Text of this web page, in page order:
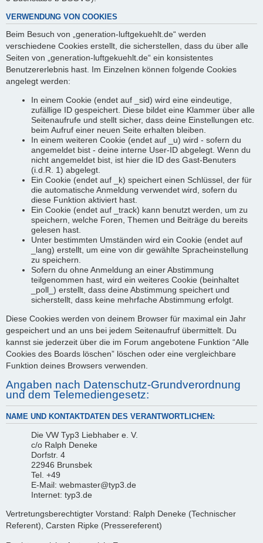
VERWENDUNG VON COOKIES
Beim Besuch von „generation-luftgekuehlt.de“ werden
verschiedene Cookies erstellt, die sicherstellen, dass du über alle
Seiten von „generation-luftgekuehlt.de“ ein konsistentes
Benutzererlebnis hast. Im Einzelnen können folgende Cookies
angelegt werden:
In einem Cookie (endet auf _sid) wird eine eindeutige,
zufällige ID gespeichert. Diese bildet eine Klammer über alle
Seitenaufrufe und stellt sicher, dass deine Einstellungen etc.
beim Aufruf einer neuen Seite erhalten bleiben.
In einem weiteren Cookie (endet auf _u) wird - sofern du
angemeldet bist - deine interne User-ID abgelegt. Wenn du
nicht angemeldet bist, ist hier die ID des Gast-Benuters
(i.d.R. 1) abgelegt.
Ein Cookie (endet auf _k) speichert einen Schlüssel, der für
die automatische Anmeldung verwendet wird, sofern du
diese Funktion aktiviert hast.
Ein Cookie (endet auf _track) kann benutzt werden, um zu
speichern, welche Foren, Themen und Beiträge du bereits
gelesen hast.
Unter bestimmten Umständen wird ein Cookie (endet auf
_lang) erstellt, um eine von dir gewählte Spracheinstellung
zu speichern.
Sofern du ohne Anmeldung an einer Abstimmung
teilgenommen hast, wird ein weiteres Cookie (beinhaltet
_poll_) erstellt, dass deine Abstimmung speichert und
sicherstellt, dass keine mehrfache Abstimmung erfolgt.
Diese Cookies werden von deinem Browser für maximal ein Jahr
gespeichert und an uns bei jedem Seitenaufruf übermittelt. Du
kannst sie jederzeit über die im Forum angebotene Funktion “Alle
Cookies des Boards löschen” löschen oder eine vergleichbare
Funktion deines Browsers verwenden.
Angaben nach Datenschutz-Grundverordnung
und dem Telemediengesetz:
NAME UND KONTAKTDATEN DES VERANTWORTLICHEN:
Die VW Typ3 Liebhaber e. V.
c/o Ralph Deneke
Dorfstr. 4
22946 Brunsbek
Tel. +49
E-Mail: webmaster@typ3.de
Internet: typ3.de
Vertretungsberechtigter Vorstand: Ralph Deneke (Technischer
Referent), Carsten Ripke (Pressereferent)